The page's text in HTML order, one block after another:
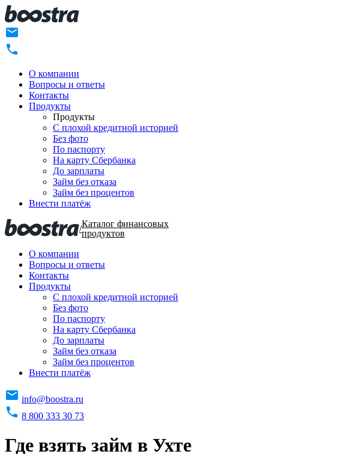
О компании
Вопросы и ответы
Контакты
Продукты
Продукты
C плохой кредитной историей
Без фото
По паспорту
На карту Сбербанка
До зарплаты
Займ без отказа
Займ без процентов
Внести платёж
/Каталог финансовых
продуктов
О компании
Вопросы и ответы
Контакты
Продукты
C плохой кредитной историей
Без фото
По паспорту
На карту Сбербанка
До зарплаты
Займ без отказа
Займ без процентов
Внести платёж
info@boostra.ru
8 800 333 30 73
Где взять займ в Ухте